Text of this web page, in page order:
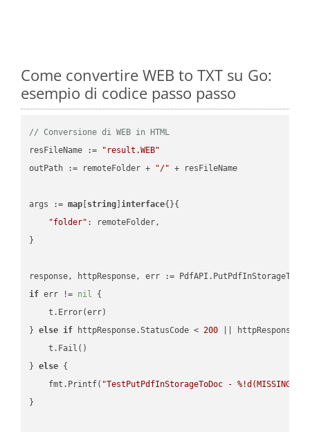
Come convertire WEB to TXT su Go:
esempio di codice passo passo
// Conversione di WEB in HTML
resFileName :=
"result.WEB"
outPath := remoteFolder +
"/" + resFileName
args := map string ]interface{}{
"folder" : remoteFolder,
}
if err != nil {
    t.Error(err)
} else if httpResponse.StatusCode < 200 ||
    t.Fail()
} else {
    fmt.Printf(
"TestPutPdfInStorageToDoc - %!d(MISSING)\n"
}